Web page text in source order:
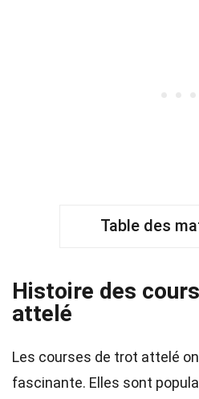
Table des
Histoire des
attelé
Les courses de trot attelé
fascinante. Elles sont